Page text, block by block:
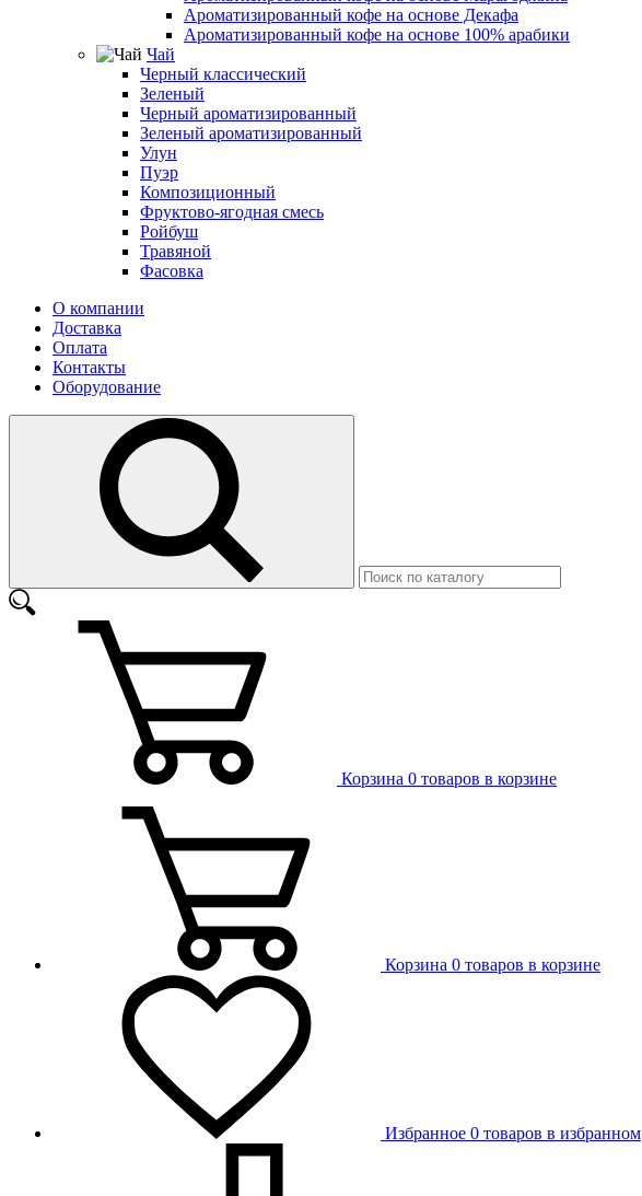
Ароматизированный кофе на основе Декафа
Ароматизированный кофе на основе 100% арабики
Чай
Черный классический
Зеленый
Черный ароматизированный
Зеленый ароматизированный
Улун
Пуэр
Композиционный
Фруктово-ягодная смесь
Ройбуш
Травяной
Фасовка
О компании
Доставка
Оплата
Контакты
Оборудование
Корзина 0 товаров в корзине
Корзина 0 товаров в корзине
Избранное 0 товаров в избранном